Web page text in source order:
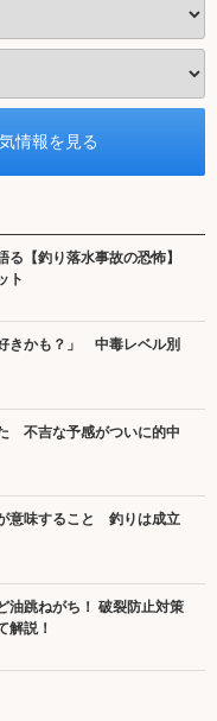
る【釣り落水事故の恐怖】
ト
きかも？」 中毒レベル別
不吉な予感がついに的中
意味すること 釣りは成立
油跳ねがち！ 破裂防止対策
解説！